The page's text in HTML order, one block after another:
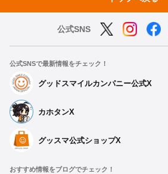
公式SNS
公式SNSで最新情報をチェック！
グッドスマイルカンパニー公式X
カホタンX
グッスマ公式ショップX
おすすめ情報をブログでチェック！